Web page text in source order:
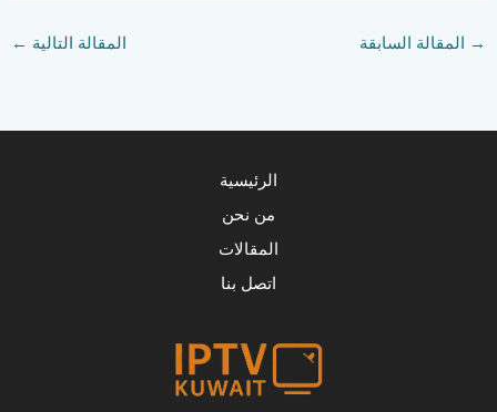
→ المقالة السابقة المقالة التالية ←
الرئيسية
من نحن
المقالات
اتصل بنا